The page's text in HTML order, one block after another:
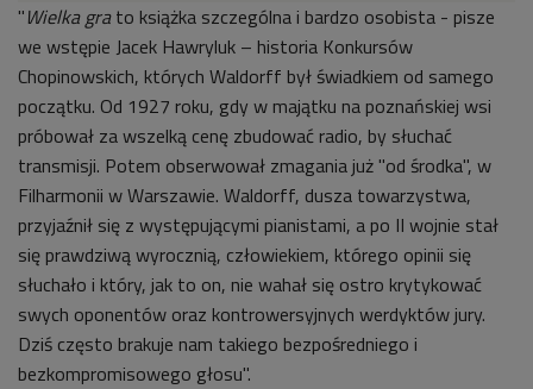
"Wielka grato książka szczególna i bardzo osobista - pisze
we wstępie Jacek Hawryluk – historia Konkursów
Chopinowskich, których Waldorff był świadkiem od samego
początku. Od 1927 roku, gdy w majątku na poznańskiej wsi
próbował za wszelką cenę zbudować radio, by słuchać
transmisji. Potem obserwował zmagania już "od środka", w
Filharmonii w Warszawie. Waldorff, dusza towarzystwa,
przyjaźnił się z występującymi pianistami, a po II wojnie stał
się prawdziwą wyrocznią, człowiekiem, którego opinii się
słuchało i który, jak to on, nie wahał się ostro krytykować
swych oponentów oraz kontrowersyjnych werdyktów jury.
Dziś często brakuje nam takiego bezpośredniego i
bezkompromisowego głosu".